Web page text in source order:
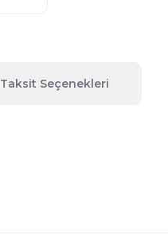
Taksit Seçenekleri